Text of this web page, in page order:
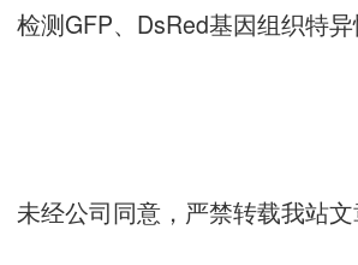
检测GFP、DsRed基因组织特异
未经公司同意，严禁转载我站文